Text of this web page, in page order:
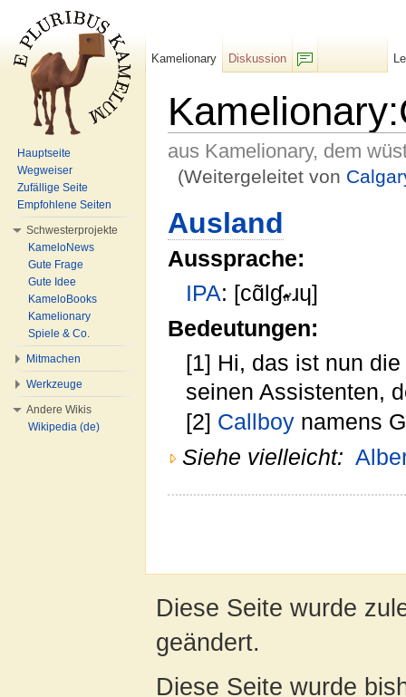
aus Kamelionary, dem
(Weitergeleitet von
Ausland
Aussprache:
IPA: [cɑ̃lɠ ɹɥ]
Bedeutungen:
[1] Hi, das ist nun
seinen Assistenten,
[2] Callboy namens
Siehe vielleicht:
Kamelionary
Diskussion
Hauptseite
Wegweiser
Zufällige Seite
Empfohlene Seiten
Schwesterprojekte
KameloNews
Gute Frage
Gute Idee
KameloBooks
Kamelionary
Spiele & Co.
Mitmachen
Werkzeuge
Andere Wikis
Wikipedia (de)
Diese Seite wurde
geändert.
Diese Seite wurde